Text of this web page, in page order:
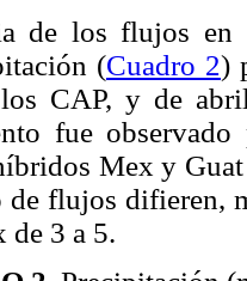
de los flujos en
(Cuadro 2)
CAP, y de
fue
Mex y
de flujos difieren,
de 3 a 5.